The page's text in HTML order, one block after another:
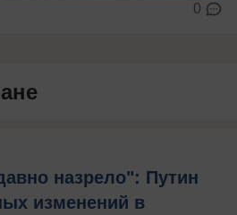
0
назрело": Путин
изменений в